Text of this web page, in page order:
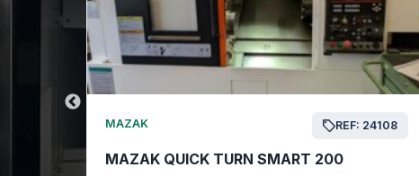
MAZAK REF: 24108
MAZAK QUICK TURN SMART 200